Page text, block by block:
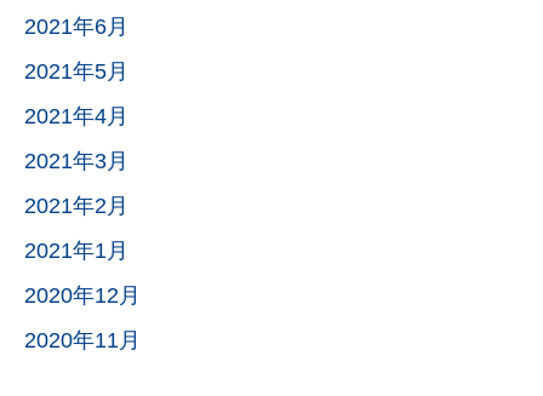
2021年6月
2021年5月
2021年4月
2021年3月
2021年2月
2021年1月
2020年12月
2020年11月